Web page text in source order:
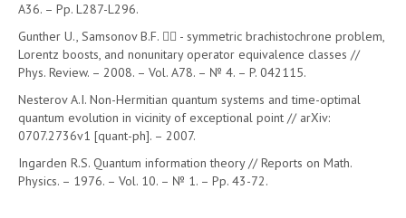
A36. – Pp. L287-L296.
Gunther U., Samsonov B.F.  - symmetric brachistochrone problem,
Lorentz boosts, and nonunitary operator equivalence classes //
Phys. Review. – 2008. – Vol. A78. – № 4. – P. 042115.
Nesterov A.I. Non-Hermitian quantum systems and time-optimal
quantum evolution in vicinity of exceptional point // arXiv:
0707.2736v1 [quant-ph]. – 2007.
Ingarden R.S. Quantum information theory // Reports on Math.
Physics. – 1976. – Vol. 10. – № 1. – Pp. 43-72.